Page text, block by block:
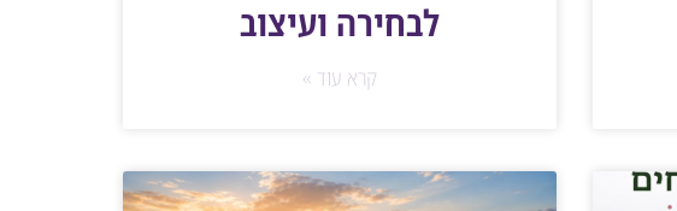
לבחירה ועיצוב
קרא עוד »